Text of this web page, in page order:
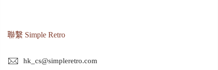
聯繫 Simple Retro
hk_cs@simpleretro.com